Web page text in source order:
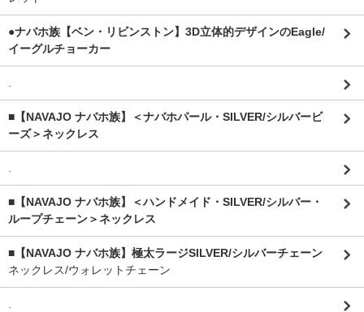
●ナバホ族【ベン・リビンストン】3D立体的デザインのEagle/
イーグルチョーカー
.
■【NAVAJO ナバホ族】＜ナバホパール・SILVER/シルバービ
ーズ＞ネックレス
.
■【NAVAJO ナバホ族】＜ハンドメイド・SILVER/シルバー・
ループチェーン＞ネックレス
■【NAVAJO ナバホ族】極太ラージSILVER/シルバーチェーン
ネックレス/ウォレットチェーン
.